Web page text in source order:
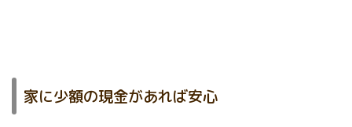
家に少額の現金があれば安心